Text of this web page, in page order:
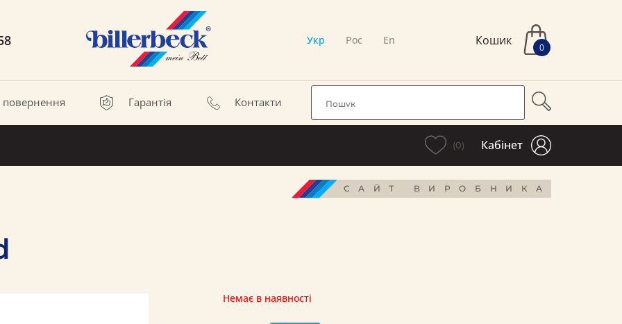
Укр Рос En Кошик 0
повернення Гарантія Контакти
(0) Кабінет
САЙТ ВИРОБНИКА
Немає в наявності